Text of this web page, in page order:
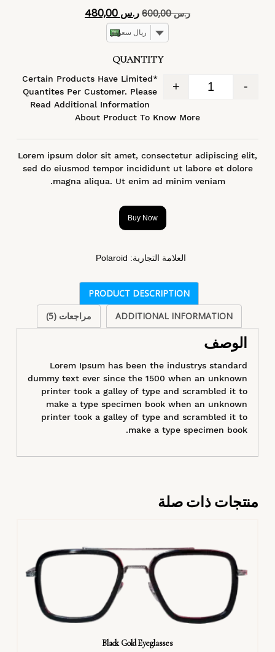
5 بناءً على
تقييمعملاء
ر.س600,00 ر.س
ريال سعودي
QUANTITY
-
+
*Certain Products Have Limited
Quantites Per Customer. Please
Read Additional Information
About Product To Know More
Lorem ipsum dolor sit amet, consectetur adipiscing elit,
sed do eiusmod tempor incididunt ut labore et dolore
magna aliqua. Ut enim ad minim veniam.
Buy Now
العلامة التجارية: Polaroid
PRODUCT DESCRIPTION
ADDITIONAL INFORMATION
مراجعات (5)
الوصف
Lorem Ipsum has been the industrys standard
dummy text ever since the 1500 when an unknown
printer took a galley of type and scrambled it to
make a type specimen book when an unknown
printer took a galley of type and scrambled it to
make a type specimen book.
منتجات ذات صلة
Black Gold Eyeglasses